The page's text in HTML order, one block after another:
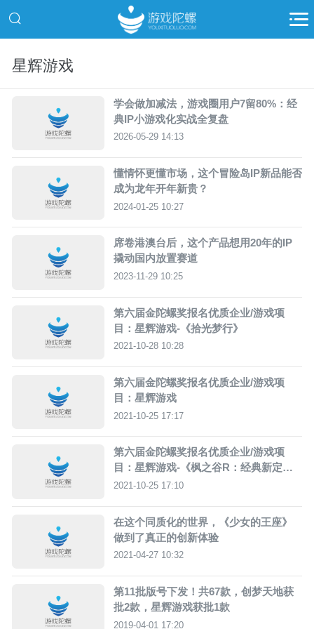
星辉游戏
学会做加减法，游戏圈用户7留80%：经
典IP小游戏化实战全复盘
2026-05-29 14:13
懂情怀更懂市场，这个冒险岛IP新品能否
成为龙年开年新贵？
2024-01-25 10:27
席卷港澳台后，这个产品想用20年的IP
撬动国内放置赛道
2023-11-29 10:25
第六届金陀螺奖报名优质企业/游戏项
目：星辉游戏-《拾光梦行》
2021-10-28 10:28
第六届金陀螺奖报名优质企业/游戏项
目：星辉游戏
2021-10-25 17:17
第六届金陀螺奖报名优质企业/游戏项
目：星辉游戏-《枫之谷R：经典新定
义》
2021-10-25 17:10
在这个同质化的世界，《少女的王座》
做到了真正的创新体验
2021-04-27 10:32
第11批版号下发！共67款，创梦天地获
批2款，星辉游戏获批1款
2019-04-01 17:20